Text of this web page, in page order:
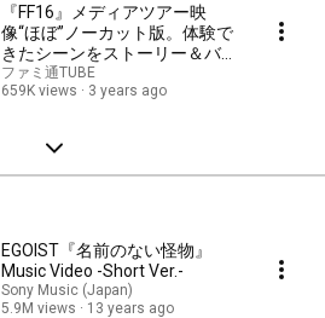
『FF16』メディアツアー映
像“ほぼ”ノーカット版。体験で
きたシーンをストーリー＆バト
ルほぼお見せします【FINAL
FANTASY XVI】
ファミ通TUBE
659K views
3 years ago
EGOIST『名前のない怪物』
Music Video -Short Ver.-
Sony Music (Japan)
5.9M views
13 years ago